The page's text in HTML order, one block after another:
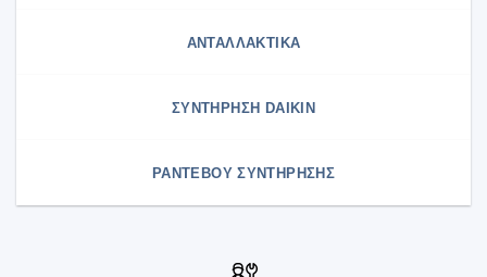
ΑΝΤΑΛΛΑΚΤΙΚΑ
ΣΥΝΤΉΡΗΣΗ DAIKIN
ΡΑΝΤΕΒΟΥ ΣΥΝΤΗΡΗΣΗΣ